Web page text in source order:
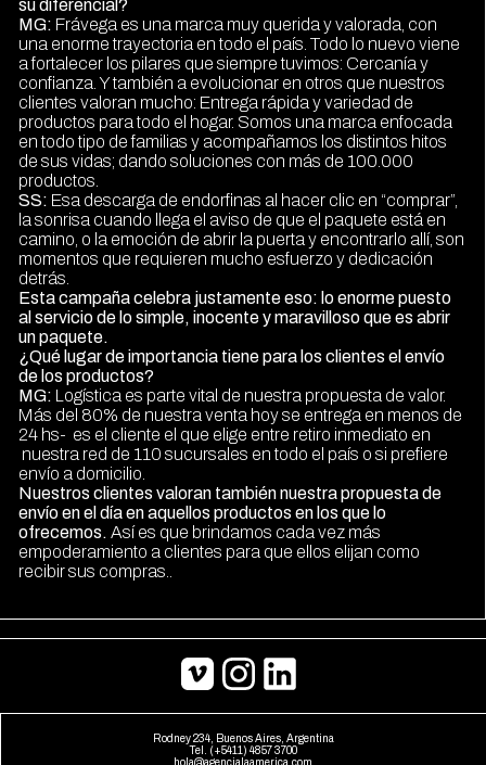
su diferencial?
MG: Frávega es una marca muy querida y valorada, con
una enorme trayectoria en todo el país. Todo lo nuevo viene
a fortalecer los pilares que siempre tuvimos: Cercanía y
confianza. Y también a evolucionar en otros que nuestros
clientes valoran mucho: Entrega rápida y variedad de
productos para todo el hogar. Somos una marca enfocada
en todo tipo de familias y acompañamos los distintos hitos
de sus vidas; dando soluciones con más de 100.000
productos.
SS: Esa descarga de endorfinas al hacer clic en “comprar”,
la sonrisa cuando llega el aviso de que el paquete está en
camino, o la emoción de abrir la puerta y encontrarlo allí, son
momentos que requieren mucho esfuerzo y dedicación
detrás.
Esta campaña celebra justamente eso: lo enorme puesto
al servicio de lo simple, inocente y maravilloso que es abrir
un paquete.
¿Qué lugar de importancia tiene para los clientes el envío
de los productos?
MG: Logística es parte vital de nuestra propuesta de valor.
Más del 80% de nuestra venta hoy se entrega en menos de
24 hs- es el cliente el que elige entre retiro inmediato en
nuestra red de 110 sucursales en todo el país o si prefiere
envío a domicilio.
Nuestros clientes valoran también nuestra propuesta de
envío en el día en aquellos productos en los que lo
ofrecemos. Así es que brindamos cada vez más
empoderamiento a clientes para que ellos elijan como
recibir sus compras..
Rodney 234, Buenos Aires, Argentina
Tel. (+5411) 4857 3700
hola@agencialaamerica.com